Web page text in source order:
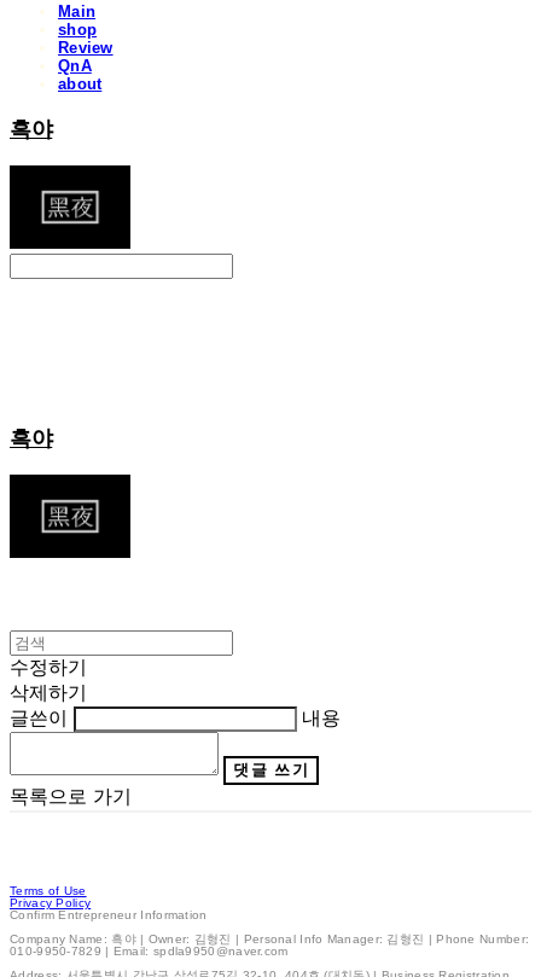
Main
shop
Review
QnA
about
흑야
흑야
수정하기
삭제하기
글쓴이
내용
댓글 쓰기
목록으로 가기
Terms of Use
Privacy Policy
Confirm Entrepreneur Information
Company Name: 흑야 | Owner: 김형진 | Personal Info Manager: 김형진 | Phone Number:
010-9950-7829 | Email: spdla9950@naver.com